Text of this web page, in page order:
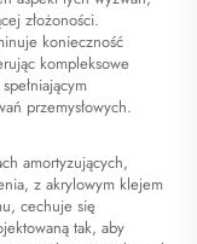
złożoności.
konieczność
kompleksowe
przemysłowych.
amortyzujących,
z akrylowym klejem
cechuje się
tak, aby